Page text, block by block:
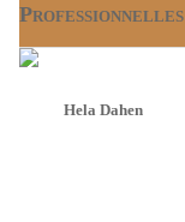
PROFESSIONNELLES
Hela Dahen